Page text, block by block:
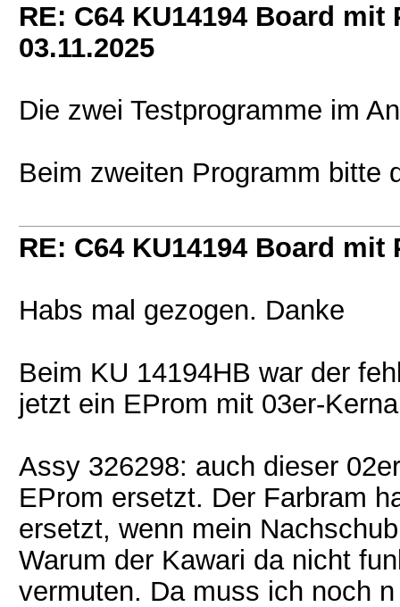
RE: C64 KU14194 Board mit
03.11.2025
Die zwei Testprogramme im
Beim zweiten Programm bitte
RE: C64 KU14194 Board mit
Habs mal gezogen. Danke
Beim KU 14194HB war der
jetzt ein EProm mit 03er-
Assy 326298: auch dieser
EProm ersetzt. Der Farbram
ersetzt, wenn mein
Warum der Kawari da nicht
vermuten. Da muss ich noch